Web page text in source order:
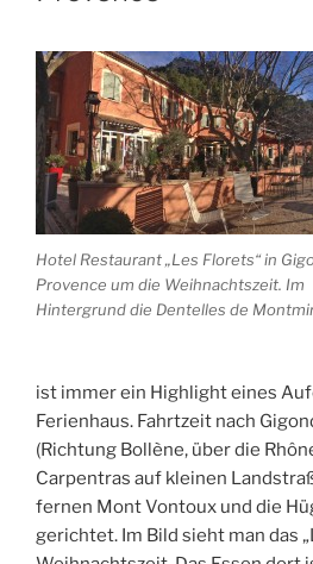
Hotel Restaurant „Les Florets“ in
Provence um die Weihnachtszeit. Im
Hintergrund die Dentelles de
ist immer ein Highlight eines
Ferienhaus. Fahrtzeit nach
(Richtung Bollène, über die
Carpentras auf kleinen
fernen Mont Vontoux und die
gerichtet. Im Bild sieht man das